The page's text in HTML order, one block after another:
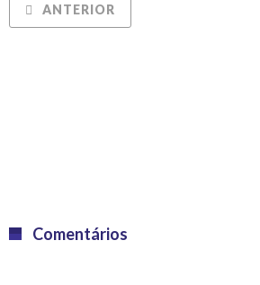
ANTERIOR
Comentários